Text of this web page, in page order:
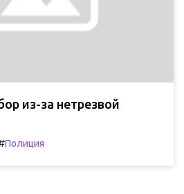
из-за нетрезвой
Полиция